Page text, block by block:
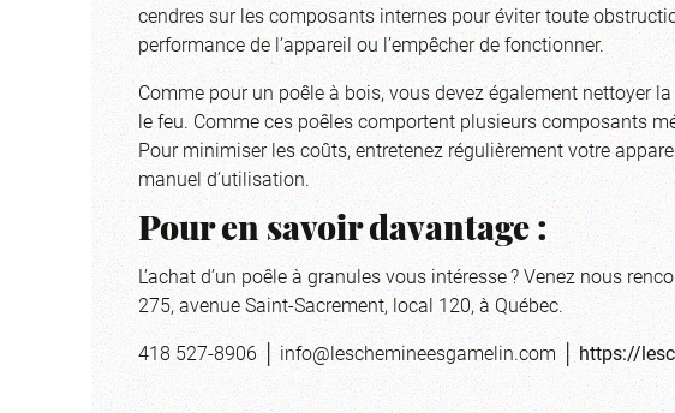
cendres sur les composants internes pour éviter toute
performance de l’appareil ou l’empêcher de fonctionner.
Comme pour un poêle à bois, vous devez également nettoyer
le feu. Comme ces poêles comportent plusieurs composants
Pour minimiser les coûts, entretenez régulièrement votre
manuel d’utilisation.
Pour en savoir davantage :
L’achat d’un poêle à granules vous intéresse ? Venez nous
275, avenue Saint-Sacrement, local 120, à Québec.
418 527-8906 │info@leschemineesgamelin.com│https://